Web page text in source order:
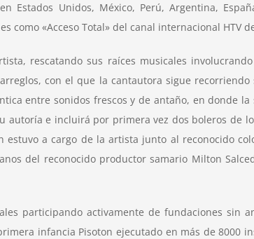
Estados Unidos, México, Perú, Argentina,
como «Acceso Total» del canal internacional HTV
rescatando sus raíces musicales
con el que la cantautora sigue
entre sonidos frescos y de antaño, en donde
e incluirá por primera vez dos boleros de
a cargo de la artista junto al reconocido
del reconocido productor samario Milton
participando activamente de fundaciones sin
infancia Pisoton ejecutado en más de 8000